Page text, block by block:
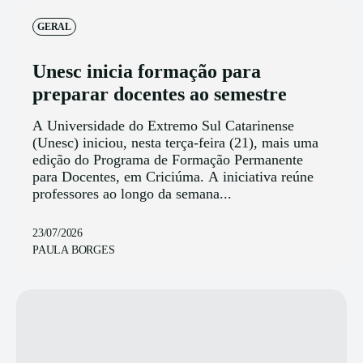
GERAL
Unesc inicia formação para
preparar docentes ao semestre
A Universidade do Extremo Sul Catarinense
(Unesc) iniciou, nesta terça-feira (21), mais uma
edição do Programa de Formação Permanente
para Docentes, em Criciúma. A iniciativa reúne
professores ao longo da semana...
23/07/2026
PAULA BORGES